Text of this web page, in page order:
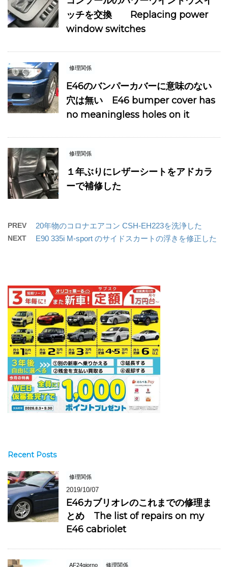
ッチを交換 Replacing power
window switches
修理関係
E46のバンパーカバーに意味のない
穴は無い E46 bumper cover has
no meaningless holes on it
修理関係
１年ぶりにレザーシートをアドカラ
ーで補修した
PREV 20年物のコロナエアコン CSH-EH223を洗浄した
NEXT E90 335i M-sport のサイドスカートの浮きを修正した
Recent Posts
修理関係
2019/10/07
E46カブリオレのこれまでの修理ま
とめ The list of repairs on my
E46 cabriolet
AF24giorno 修理関係